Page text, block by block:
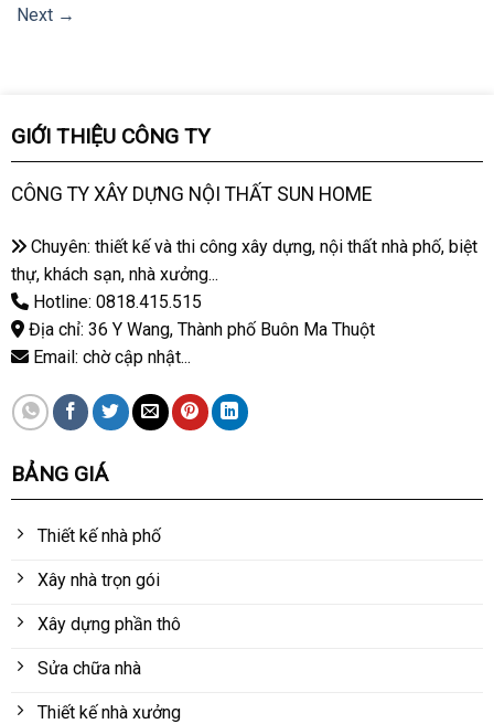
Next →
GIỚI THIỆU CÔNG TY
CÔNG TY XÂY DỰNG NỘI THẤT SUN HOME
Chuyên: thiết kế và thi công xây dựng, nội thất nhà phố, biệt
thự, khách sạn, nhà xưởng...
Hotline: 0818.415.515
Địa chỉ: 36 Y Wang, Thành phố Buôn Ma Thuột
Email: chờ cập nhật...
BẢNG GIÁ
Thiết kế nhà phố
Xây nhà trọn gói
Xây dựng phần thô
Sửa chữa nhà
Thiết kế nhà xưởng